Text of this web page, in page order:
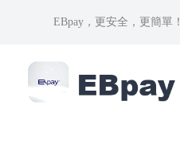
EBpay，更安全，更簡單！